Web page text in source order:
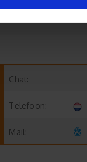
Chat:
Telefoon:
Mail: